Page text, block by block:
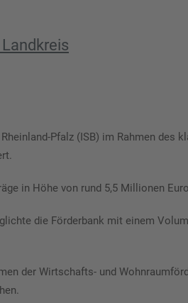
Pfalz (ISB) im Rahmen
in Höhe von rund 5,5 Millionen
die Förderbank mit einem
der Wirtschafts- und